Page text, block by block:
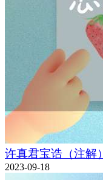
许真君宝诰（注解）
2023-09-18